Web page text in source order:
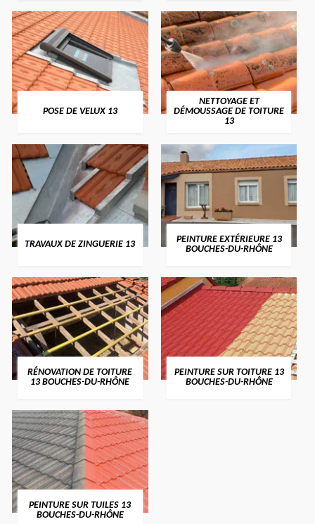
POSE DE VELUX 13
NETTOYAGE ET
DÉMOUSSAGE DE TOITURE
13
TRAVAUX DE ZINGUERIE 13
PEINTURE EXTÉRIEURE 13
BOUCHES-DU-RHÔNE
RÉNOVATION DE TOITURE
13 BOUCHES-DU-RHÔNE
PEINTURE SUR TOITURE 13
BOUCHES-DU-RHÔNE
PEINTURE SUR TUILES 13
BOUCHES-DU-RHÔNE